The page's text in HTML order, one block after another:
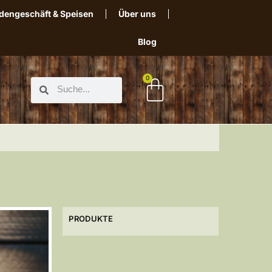
& Speisen Über uns
Blog
0
PRODUKTE